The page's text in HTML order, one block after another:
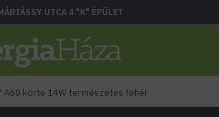
UTCA 4 "K" ÉPÜLET
A60 körte 14W természetes fehér